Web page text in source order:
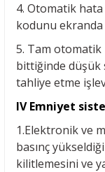
4. Otomatik
kodunu
5. Tam
bittiğinde düşük
tahliye etme
IV Emniyet
1.Elektronik ve
basınç
kilitlemesini ve